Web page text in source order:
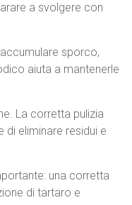
a svolgere con
sporco,
aiuta a mantenerle
La corretta pulizia
eliminare residui e
una corretta
di tartaro e